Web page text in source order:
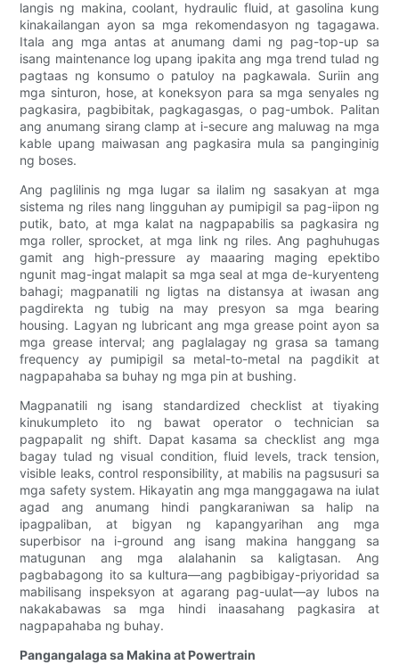
langis ng makina, coolant, hydraulic fluid, at gasolina kung
kinakailangan ayon sa mga rekomendasyon ng tagagawa.
Itala ang mga antas at anumang dami ng pag-top-up sa
isang maintenance log upang ipakita ang mga trend tulad ng
pagtaas ng konsumo o patuloy na pagkawala. Suriin ang
mga sinturon, hose, at koneksyon para sa mga senyales ng
pagkasira, pagbibitak, pagkagasgas, o pag-umbok. Palitan
ang anumang sirang clamp at i-secure ang maluwag na mga
kable upang maiwasan ang pagkasira mula sa panginginig
ng boses.
Ang paglilinis ng mga lugar sa ilalim ng sasakyan at mga
sistema ng riles nang lingguhan ay pumipigil sa pag-iipon ng
putik, bato, at mga kalat na nagpapabilis sa pagkasira ng
mga roller, sprocket, at mga link ng riles. Ang paghuhugas
gamit ang high-pressure ay maaaring maging epektibo
ngunit mag-ingat malapit sa mga seal at mga de-kuryenteng
bahagi; magpanatili ng ligtas na distansya at iwasan ang
pagdirekta ng tubig na may presyon sa mga bearing
housing. Lagyan ng lubricant ang mga grease point ayon sa
mga grease interval; ang paglalagay ng grasa sa tamang
frequency ay pumipigil sa metal-to-metal na pagdikit at
nagpapahaba sa buhay ng mga pin at bushing.
Magpanatili ng isang standardized checklist at tiyaking
kinukumpleto ito ng bawat operator o technician sa
pagpapalit ng shift. Dapat kasama sa checklist ang mga
bagay tulad ng visual condition, fluid levels, track tension,
visible leaks, control responsibility, at mabilis na pagsusuri sa
mga safety system. Hikayatin ang mga manggagawa na iulat
agad ang anumang hindi pangkaraniwan sa halip na
ipagpaliban, at bigyan ng kapangyarihan ang mga
superbisor na i-ground ang isang makina hanggang sa
matugunan ang mga alalahanin sa kaligtasan. Ang
pagbabagong ito sa kultura—ang pagbibigay-priyoridad sa
mabilisang inspeksyon at agarang pag-uulat—ay lubos na
nakakabawas sa mga hindi inaasahang pagkasira at
nagpapahaba ng buhay.
Pangangalaga sa Makina at Powertrain